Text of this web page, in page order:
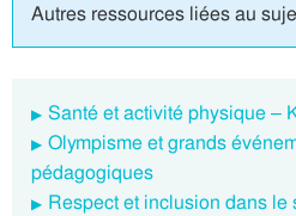
Autres ressources liées au
Santé et activité physique –
Olympisme et grands
pédagogiques
Respect et inclusion dans le